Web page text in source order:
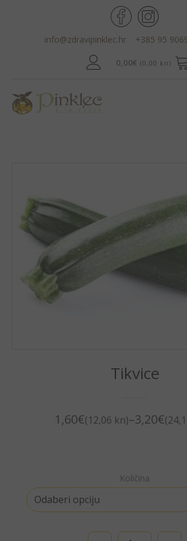
info@zdravipinklec.hr +385 95
0,00€ (0,00 kn)
Tikvice
1,60€(12,06 kn)–3,20€
Količina